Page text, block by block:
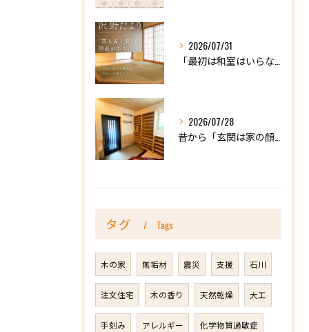
2026/07/31
2026/07/28
タグ Tags
木の家 無垢材 震災 支援 石川
注文住宅 木の香り 天然乾燥 大工
手刻み アレルギー 化学物質過敏症